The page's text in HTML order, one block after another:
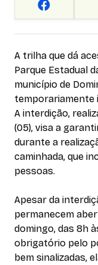
A trilha que dá
Parque Estadual
município de
temporariamente
A interdição,
(05), visa a
durante a
caminhada, que
pessoas.
Apesar da
permanecem
domingo, das 8h
obrigatório pelo
bem sinalizadas,